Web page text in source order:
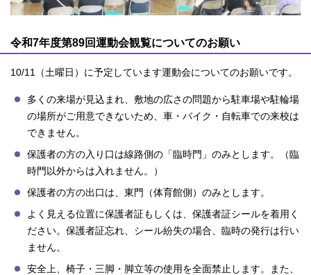
令和7年度第89回運動会観覧についてのお願い
10/11（土曜日）に予定しています運動会についてのお願いです。
多くの来場が見込まれ、敷地の広さの問題から駐車場や駐輪場
の場所がご用意できないため、車・バイク・自転車での来校は
できません。
保護者の方の入り口は線路側の「臨時門」のみとします。（臨
時門以外からは入れません。）
保護者の方の出口は、東門（体育館側）のみとします。
よく見える位置に保護者証もしくは、保護者証シールを着用く
ださい。保護者証忘れ、シール紛失の場合、臨時の発行は行い
ません。
安全上、椅子・三脚・脚立等の使用を全面禁止します。また、